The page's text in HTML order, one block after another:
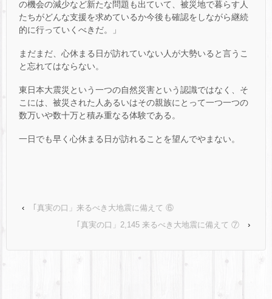
の機会の減少など新たな問題も出ていて、被災地で暮らす人
たちがどんな支援を求めているか今後も確認をしながら継続
的に行っていくべきだ。」
まだまだ、心休まる日が訪れていない人が大勢いると言うこ
と忘れてはならない。
東日本大震災という一つの自然災害という認識ではなく、そ
こには、被災された人あるいはその親族にとって一つ一つの
数万いや数十万と積み重なる体験である。
一日でも早く心休まる日が訪れることを望んでやまない。
‹
｢真実の口」来るべき大地震に備えて ⑥
｢真実の口」2,145 来るべき大地震に備えて ⑦
›